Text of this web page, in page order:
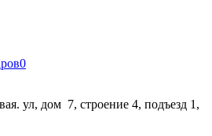
0
ул, дом 7, строение 4, подъезд 1,